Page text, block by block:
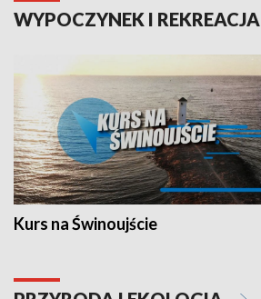
WYPOCZYNEK I REKREACJA
Kurs na Świnoujście